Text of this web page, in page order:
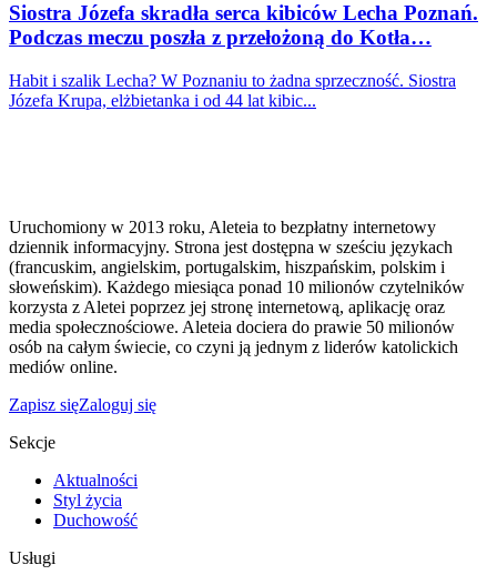
Siostra Józefa skradła serca kibiców Lecha Poznań.
Podczas meczu poszła z przełożoną do Kotła…
Habit i szalik Lecha? W Poznaniu to żadna sprzeczność. Siostra
Józefa Krupa, elżbietanka i od 44 lat kibic...
Uruchomiony w 2013 roku, Aleteia to bezpłatny internetowy
dziennik informacyjny. Strona jest dostępna w sześciu językach
(francuskim, angielskim, portugalskim, hiszpańskim, polskim i
słoweńskim). Każdego miesiąca ponad 10 milionów czytelników
korzysta z Aletei poprzez jej stronę internetową, aplikację oraz
media społecznościowe. Aleteia dociera do prawie 50 milionów
osób na całym świecie, co czyni ją jednym z liderów katolickich
mediów online.
Zapisz sięZaloguj się
Sekcje
Aktualności
Styl życia
Duchowość
Usługi